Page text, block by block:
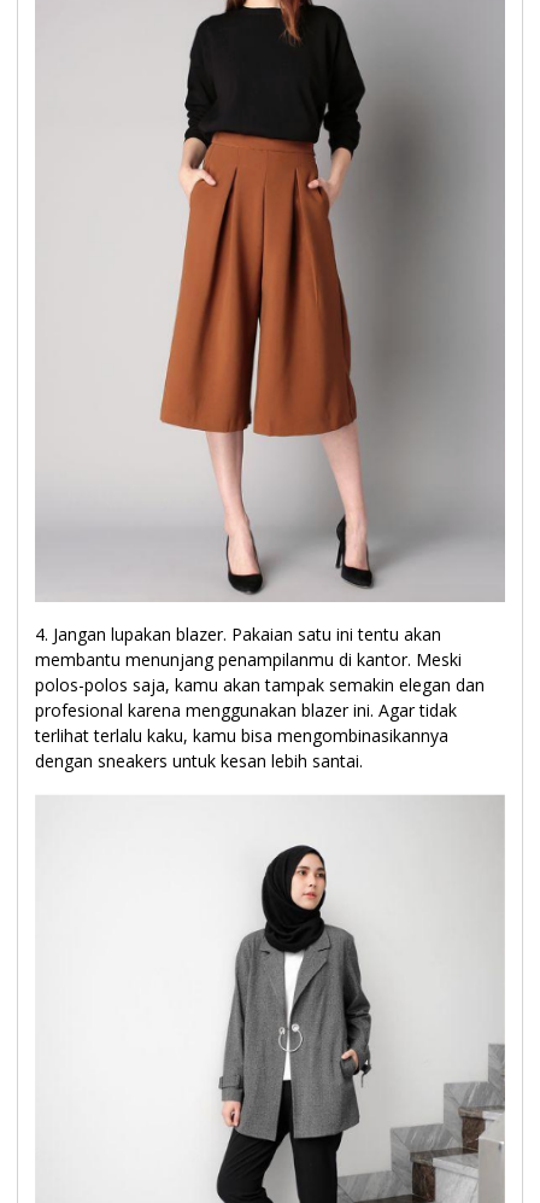
4. Jangan lupakan blazer. Pakaian satu ini tentu akan
membantu menunjang penampilanmu di kantor. Meski
polos-polos saja, kamu akan tampak semakin elegan dan
profesional karena menggunakan blazer ini. Agar tidak
terlihat terlalu kaku, kamu bisa mengombinasikannya
dengan sneakers untuk kesan lebih santai.